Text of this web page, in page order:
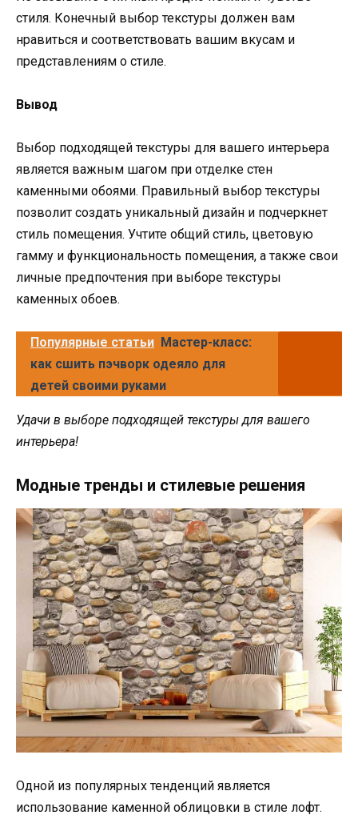
стиля. Конечный выбор текстуры должен вам
нравиться и соответствовать вашим вкусам и
представлениям о стиле.
Вывод
Выбор подходящей текстуры для вашего интерьера
является важным шагом при отделке стен
каменными обоями. Правильный выбор текстуры
позволит создать уникальный дизайн и подчеркнет
стиль помещения. Учтите общий стиль, цветовую
гамму и функциональность помещения, а также свои
личные предпочтения при выборе текстуры
каменных обоев.
Популярные статьи Мастер-класс:
как сшить пэчворк одеяло для
детей своими руками
Удачи в выборе подходящей текстуры для вашего
интерьера!
Модные тренды и стилевые решения
Одной из популярных тенденций является
использование каменной облицовки в стиле лофт.